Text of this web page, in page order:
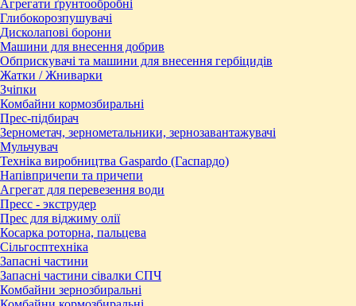
Агрегати ґрунтообробні
Глибокорозпушувачі
Дисколапові борони
Машини для внесення добрив
Обприскувачі та машини для внесення гербіцидів
Жатки / Жниварки
Зчіпки
Комбайни кормозбиральні
Прес-підбирач
Зернометач, зернометальники, зернозавантажувачі
Мульчувач
Техніка виробництва Gaspardo (Гаспардо)
Напівпричепи та причепи
Агрегат для перевезення води
Пресc - экструдер
Прес для віджиму олії
Косарка роторна, пальцева
Сільгосптехніка
Запасні частини
Запасні частини сівалки СПЧ
Комбайни зернозбиральні